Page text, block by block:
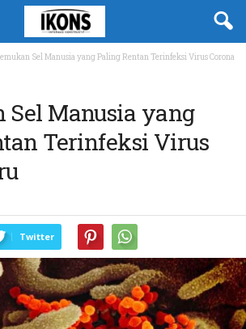
Sel Manusia yang Paling Rentan Terinfeksi Virus Corona
Sel Manusia yang
Terinfeksi Virus
Twitter